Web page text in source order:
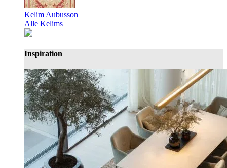
Kelim Aubusson
Alle Kelims
Inspiration